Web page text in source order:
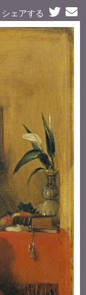
シェアする